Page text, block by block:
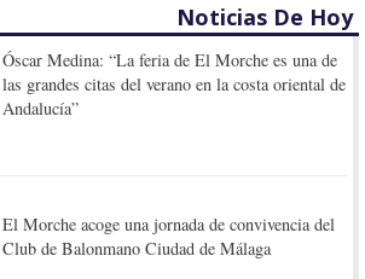
Noticias De Hoy
Óscar Medina: “La feria de El Morche es una de
las grandes citas del verano en la costa oriental de
Andalucía”
El Morche acoge una jornada de convivencia del
Club de Balonmano Ciudad de Málaga